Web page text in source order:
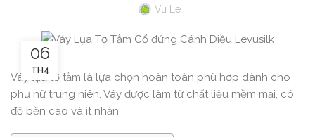
Vu Le
06
TH4
Váy lụa tơ tằm là lựa chọn hoàn toàn phù hợp dành cho
phụ nữ trung niên. Váy được làm từ chất liệu mềm mại, có
độ bền cao và ít nhăn